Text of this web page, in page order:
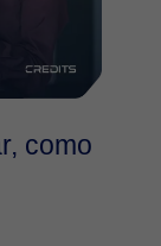
como